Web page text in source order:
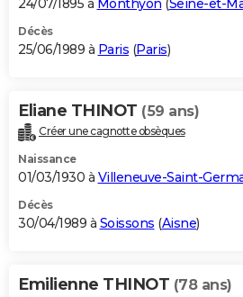
24/07/1895 à Monthyon (Seine-et-
Décès
25/06/1989 à Paris (Paris)
Eliane THINOT (59 ans)
Créer une cagnotte obsèques
Naissance
01/03/1930 à Villeneuve-Saint-
Décès
30/04/1989 à Soissons (Aisne)
Emilienne THINOT (78 ans)